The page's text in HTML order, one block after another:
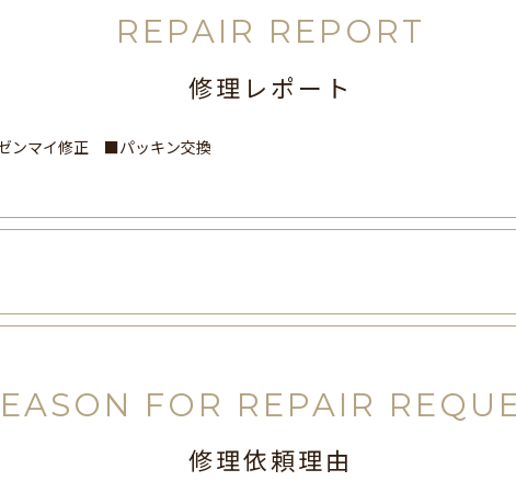
REPAIR REPORT
修理レポート
マイ修正 ■パッキン交換
FOR REPAIR
修理依頼理由